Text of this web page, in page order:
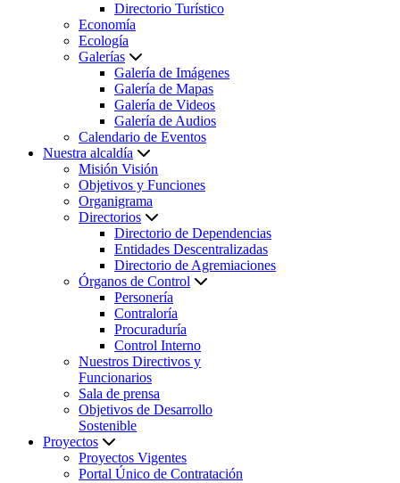
Directorio Turístico
Economía
Ecología
Galerías
Galería de Imágenes
Galería de Mapas
Galería de Videos
Galería de Audios
Calendario de Eventos
Nuestra alcaldía
Misión Visión
Objetivos y Funciones
Organigrama
Directorios
Directorio de Dependencias
Entidades Descentralizadas
Directorio de Agremiaciones
Órganos de Control
Personería
Contraloría
Procuraduría
Control Interno
Nuestros Directivos y
Funcionarios
Sala de prensa
Objetivos de Desarrollo
Sostenible
Proyectos
Proyectos Vigentes
Portal Único de Contratación